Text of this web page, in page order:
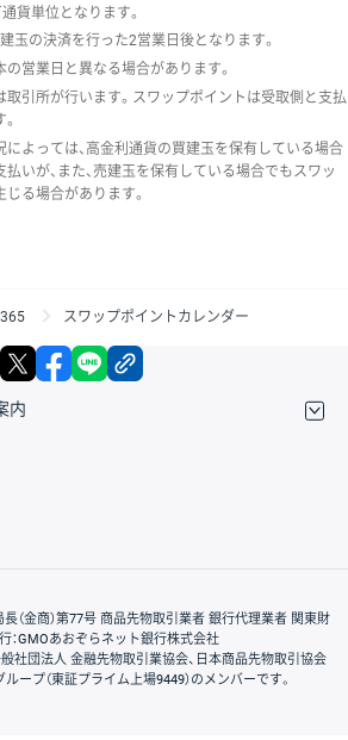
貨単位となります。
玉の決済を行った2営業日後となります。
営業日と異なる場合があります。
取引所が行います。スワップポイントは受取側と支払
よっては、高金利通貨の買建玉を保有している場合
いが、また、売建玉を保有している場合でもスワッ
る場合があります。
スワップポイントカレンダー
X facebook
内
（金商）第77号 商品先物取引業者 銀行代理業者 関東財
：GMOあおぞらネット銀行株式会社
般社団法人 金融先物取引業協会、日本商品先物取引協会
ープ（東証プライム上場9449）のメンバーです。